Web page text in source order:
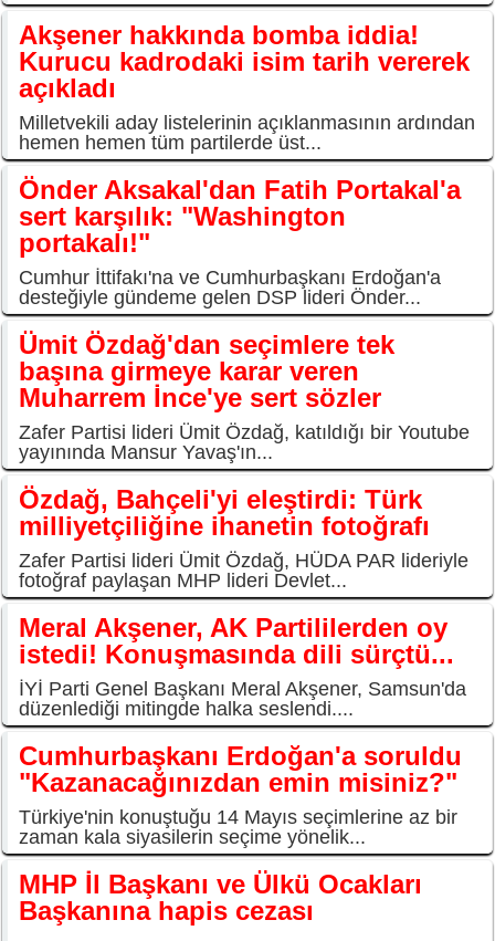
Akşener hakkında bomba iddia!
Kurucu kadrodaki isim tarih vererek
açıkladı
Milletvekili aday listelerinin açıklanmasının ardından
hemen hemen tüm partilerde üst...
Önder Aksakal'dan Fatih Portakal'a
sert karşılık: "Washington
portakalı!"
Cumhur İttifakı'na ve Cumhurbaşkanı Erdoğan'a
desteğiyle gündeme gelen DSP lideri Önder...
Ümit Özdağ'dan seçimlere tek
başına girmeye karar veren
Muharrem İnce'ye sert sözler
Zafer Partisi lideri Ümit Özdağ, katıldığı bir Youtube
yayınında Mansur Yavaş'ın...
Özdağ, Bahçeli'yi eleştirdi: Türk
milliyetçiliğine ihanetin fotoğrafı
Zafer Partisi lideri Ümit Özdağ, HÜDA PAR lideriyle
fotoğraf paylaşan MHP lideri Devlet...
Meral Akşener, AK Partililerden oy
istedi! Konuşmasında dili sürçtü...
İYİ Parti Genel Başkanı Meral Akşener, Samsun'da
düzenlediği mitingde halka seslendi....
Cumhurbaşkanı Erdoğan'a soruldu
"Kazanacağınızdan emin misiniz?"
Türkiye'nin konuştuğu 14 Mayıs seçimlerine az bir
zaman kala siyasilerin seçime yönelik...
MHP İl Başkanı ve Ülkü Ocakları
Başkanına hapis cezası